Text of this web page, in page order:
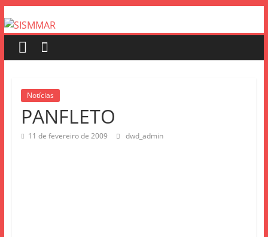
Notícias
PANFLETO
11 de fevereiro de 2009 dwd_admin